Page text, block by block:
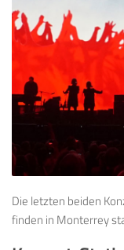
Die letzten beiden
finden in Monterrey